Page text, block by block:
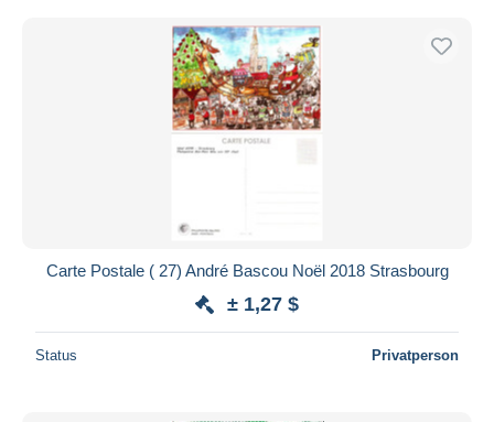
Carte Postale ( 27) André Bascou Noël 2018 Strasbourg
± 1,27 $
Status Privatperson